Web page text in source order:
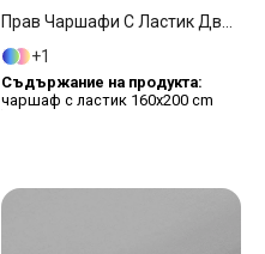
1
Съдържание на продукта:
чаршаф с ластик 160x200 cm